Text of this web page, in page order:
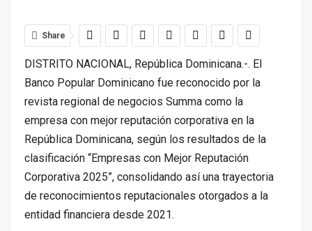
Share
DISTRITO NACIONAL, República Dominicana.-. El
Banco Popular Dominicano fue reconocido por la
revista regional de negocios Summa como la
empresa con mejor reputación corporativa en la
República Dominicana, según los resultados de la
clasificación “Empresas con Mejor Reputación
Corporativa 2025”, consolidando así una trayectoria
de reconocimientos reputacionales otorgados a la
entidad financiera desde 2021.